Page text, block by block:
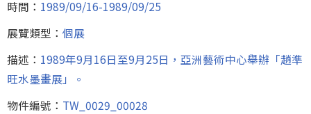
時間： 1989/09/16-1989/09/25
展覽類型： 個展
描述： 1989年9月16日至9月25日，亞洲藝術中心舉辦「趙準
旺水墨畫展」。
物件編號： TW_0029_00028